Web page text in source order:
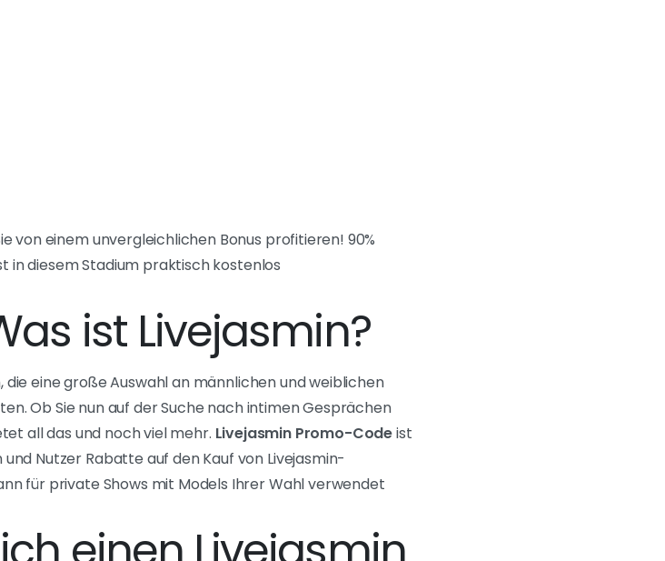
von einem unvergleichlichen Bonus profitieren! 90%
in diesem Stadium praktisch kostenlos
ist Livejasmin?
eine große Auswahl an männlichen und weiblichen
Ob Sie nun auf der Suche nach intimen Gesprächen
all das und noch viel mehr. Livejasmin Promo-Codeist
Nutzer Rabatte auf den Kauf von Livejasmin-
für private Shows mit Models Ihrer Wahl verwendet